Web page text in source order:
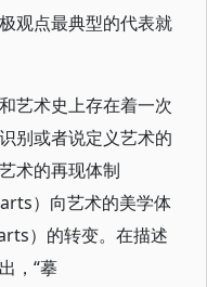
观点最典型的代表就
艺术史上存在着一次
别或者说定义艺术的
术的再现体制
）向艺术的美学体
）的转变。在描述
，“摹